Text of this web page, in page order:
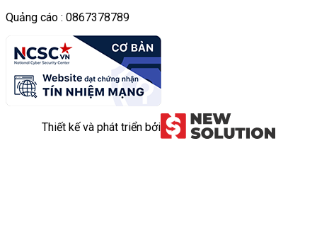
Quảng cáo : 0867378789
Thiết kế và phát triển bởi